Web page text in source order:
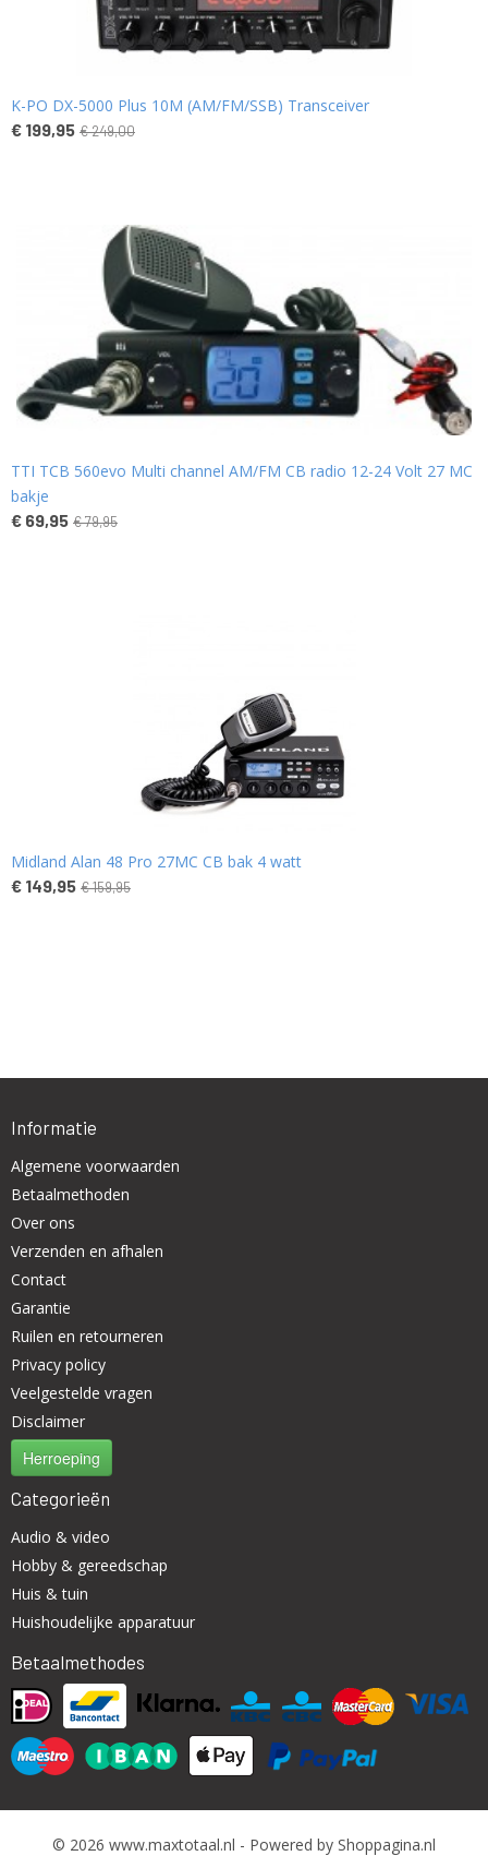
K-PO DX-5000 Plus 10M (AM/FM/SSB) Transceiver
€ 199,95 € 249,00
TTI TCB 560evo Multi channel AM/FM CB radio 12-24 Volt 27 MC
bakje
€ 69,95 € 79,95
Midland Alan 48 Pro 27MC CB bak 4 watt
€ 149,95 € 159,95
Informatie
Algemene voorwaarden
Betaalmethoden
Over ons
Verzenden en afhalen
Contact
Garantie
Ruilen en retourneren
Privacy policy
Veelgestelde vragen
Disclaimer
Herroeping
Categorieën
Audio & video
Hobby & gereedschap
Huis & tuin
Huishoudelijke apparatuur
Betaalmethodes
© 2026 www.maxtotaal.nl - Powered by Shoppagina.nl